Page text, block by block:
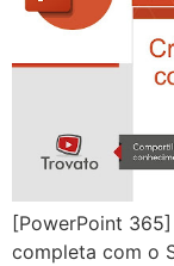
[PowerPoint
completa com o